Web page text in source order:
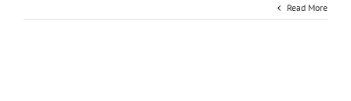
Read More